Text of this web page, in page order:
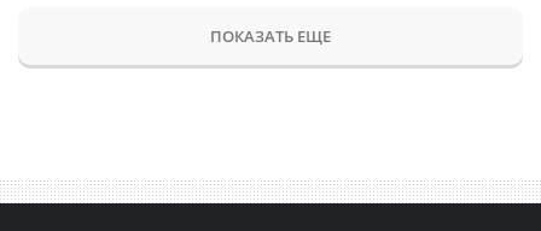
ПОКАЗАТЬ ЕЩЕ